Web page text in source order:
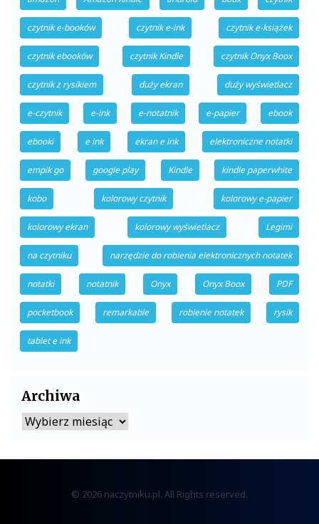
czytnik e-booków czytnik e-ink czytnik e-książek
czytnik ebooków czytnik Kindle czytnik Onyx Boox
czytnik z rysikiem duży ekran duży wyświetlacz
e-czytnik e-ink e-notatnik e-papier ebook
ebooki e ink ekran e ink elektroniczne notatki
empik go google play Kindle kindle paperwhite
kobo kolorowy czytnik kolorowy e-papier
kolorowy ekran kolorowy wyświetlacz Legimi
na czytniku narzędzie do robienia elektronicznych notatek
notatki notatnik Onyx Onyx Boox PDF
pocketbook remarkable robienie notatek rysik
tablet e ink
Archiwa
Archiwa
© 2026 naczytniku.pl. All Rights reserved.